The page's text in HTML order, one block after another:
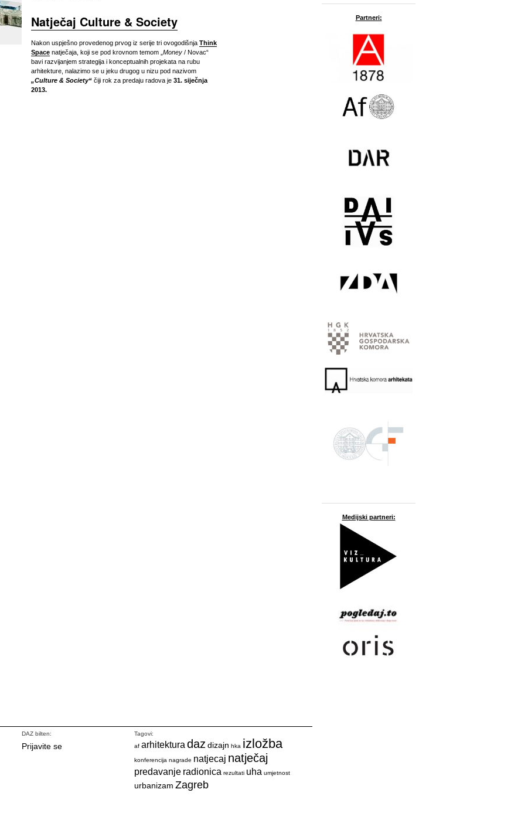
Natječaj Culture & Society
Nakon uspješno provedenog prvog iz serije tri ovogodišnja Think
Space natječaja, koji se pod krovnom temom „ Money / Novac“
bavi razvijanjem strategija i konceptualnih projekata na rubu
arhitekture, nalazimo se u jeku drugog u nizu pod nazivom
„Culture & Society“ čiji rok za predaju radova je 31. siječnja
2013.
Partneri:
Medijski partneri:
DAZ bilten:
Prijavite se
Tagovi:
af arhitektura daz dizajn hka izložba
konferencija nagrade natjecaj natječaj
predavanje radionica rezultati uha umjetnost
urbanizam Zagreb